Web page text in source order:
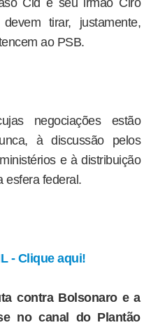
Cid e seu irmão Ciro
tirar, justamente,
ao PSB.
negociações estão
à discussão pelos
e à distribuição
esfera federal.
- Clique aqui!
contra Bolsonaro e a
no canal do Plantão